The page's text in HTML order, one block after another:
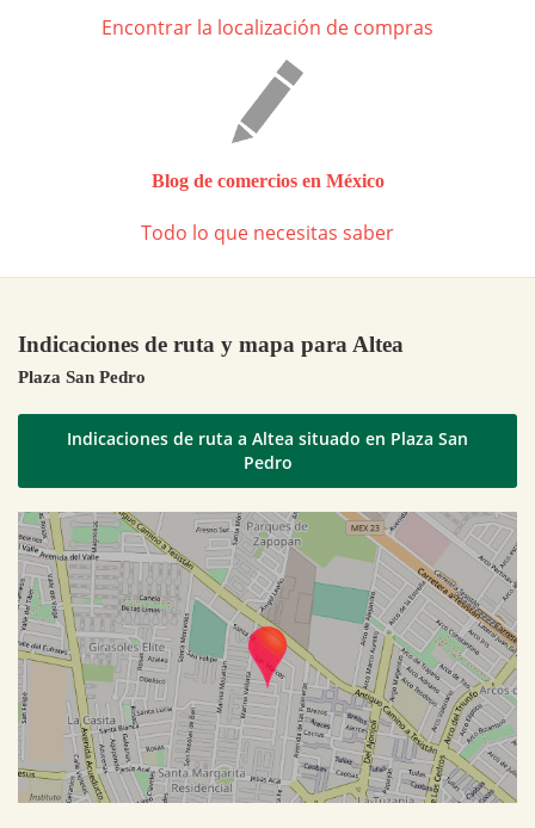
Encontrar la localización de compras
Blog de comercios en México
Todo lo que necesitas saber
Indicaciones de ruta y mapa para Altea
Plaza San Pedro
Indicaciones de ruta a Altea situado en Plaza San
Pedro